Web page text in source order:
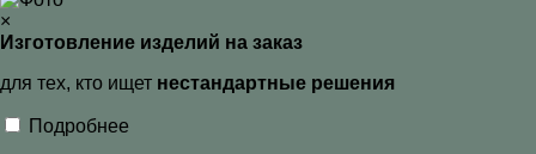
×
Изготовление изделий на заказ
для тех, кто ищет нестандартные решения
Подробнее